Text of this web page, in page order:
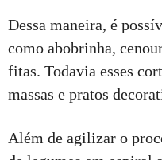
Dessa maneira, é
como abobrinha,
fitas. Todavia esses
massas e pratos
Além de agilizar o